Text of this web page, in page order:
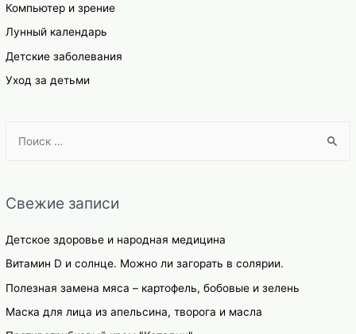
Компьютер и зрение
Лунный календарь
Детские заболевания
Уход за детьми
r
h
f
o
Свежие записи
Детское здоровье и народная медицина
Витамин D и солнце. Можно ли загорать в солярии.
Полезная замена мяса – картофель, бобовые и зелень
Маска для лица из апельсина, творога и масла